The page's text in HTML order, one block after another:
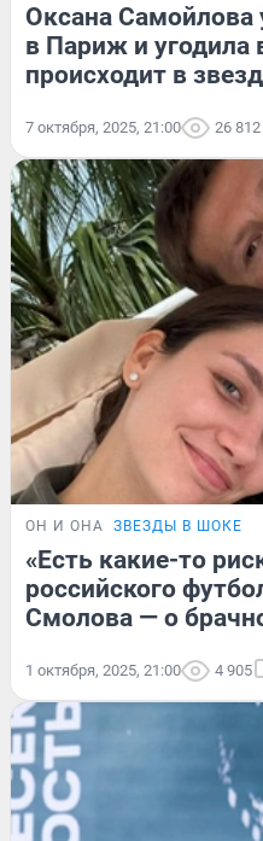
Оксана Самойлова
в Париж и угодила
происходит в
7 октября, 2025, 21:00 26 812
ОН И ОНА ЗВЕЗДЫ В ШОКЕ
«Есть какие-то
российского
Смолова — о
1 октября, 2025, 21:00 4 905